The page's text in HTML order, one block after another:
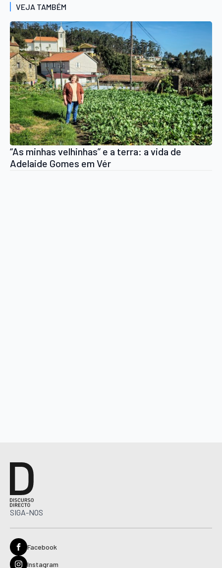
VEJA TAMBÉM
“As minhas velhinhas” e a terra: a vida de
Adelaide Gomes em Vér
SIGA-NOS
Facebook
Instagram